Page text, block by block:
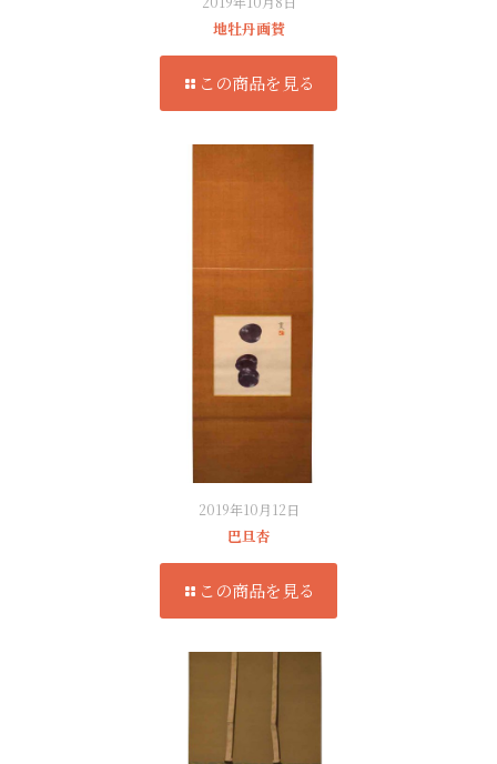
地牡丹画賛
この商品を見る
2019年10月12日
巴旦杏
この商品を見る